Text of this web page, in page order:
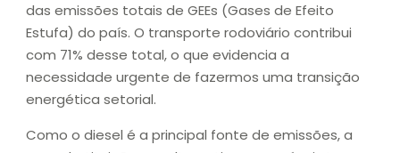
das emissões totais de GEEs (Gases de Efeito
Estufa) do país. O transporte rodoviário contribui
com 71% desse total, o que evidencia a
necessidade urgente de fazermos uma transição
energética setorial.
Como o diesel é a principal fonte de emissões, a